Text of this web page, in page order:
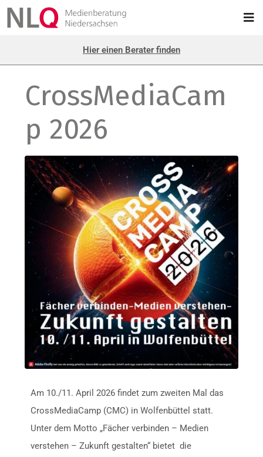
Hier einen Berater finden
CrossMediaCam
p 2026
Am 10./11. April 2026 findet zum zweiten Mal das
CrossMediaCamp (CMC) in Wolfenbüttel statt.
Unter dem Motto „Fächer verbinden – Medien
verstehen – Zukunft gestalten“ bietet die